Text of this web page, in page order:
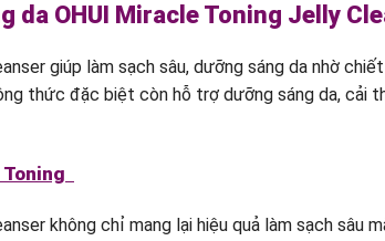
da OHUI Miracle Toning Jelly
giúp làm sạch sâu, dưỡng sáng da nhờ
thức đặc biệt còn hỗ trợ dưỡng sáng da, cải
không chỉ mang lại hiệu quả làm sạch sâu